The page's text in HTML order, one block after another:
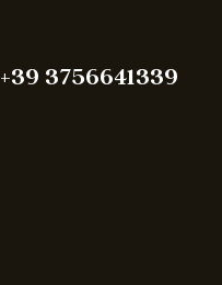
+39 3756641339